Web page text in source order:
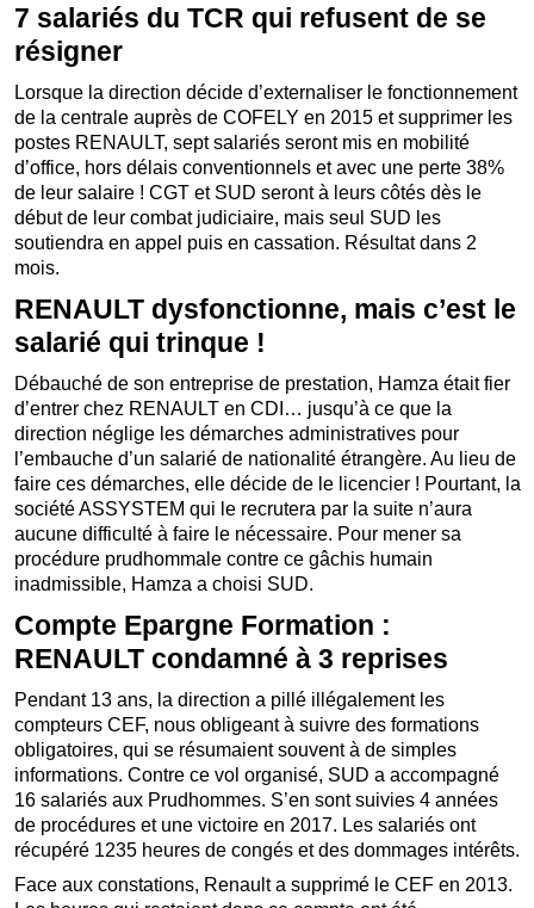
7 salariés du TCR qui refusent de se
résigner
Lorsque la direction décide d’externaliser le fonctionnement
de la centrale auprès de COFELY en 2015 et supprimer les
postes RENAULT, sept salariés seront mis en mobilité
d’office, hors délais conventionnels et avec une perte 38%
de leur salaire ! CGT et SUD seront à leurs côtés dès le
début de leur combat judiciaire, mais seul SUD les
soutiendra en appel puis en cassation. Résultat dans 2
mois.
RENAULT dysfonctionne, mais c’est le
salarié qui trinque !
Débauché de son entreprise de prestation, Hamza était fier
d’entrer chez RENAULT en CDI… jusqu’à ce que la
direction néglige les démarches administratives pour
l’embauche d’un salarié de nationalité étrangère. Au lieu de
faire ces démarches, elle décide de le licencier ! Pourtant, la
société ASSYSTEM qui le recrutera par la suite n’aura
aucune difficulté à faire le nécessaire. Pour mener sa
procédure prudhommale contre ce gâchis humain
inadmissible, Hamza a choisi SUD.
Compte Epargne Formation :
RENAULT condamné à 3 reprises
Pendant 13 ans, la direction a pillé illégalement les
compteurs CEF, nous obligeant à suivre des formations
obligatoires, qui se résumaient souvent à de simples
informations. Contre ce vol organisé, SUD a accompagné
16 salariés aux Prudhommes. S’en sont suivies 4 années
de procédures et une victoire en 2017. Les salariés ont
récupéré 1235 heures de congés et des dommages intérêts.
Face aux constations, Renault a supprimé le CEF en 2013.